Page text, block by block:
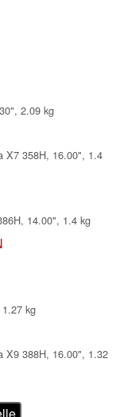
2.09 kg
X7 358H, 16.00", 1.4
14.00", 1.4 kg
kg
X9 388H, 16.00", 1.32